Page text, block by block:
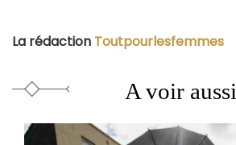
La rédaction Toutpourlesfemmes
A voir aussi